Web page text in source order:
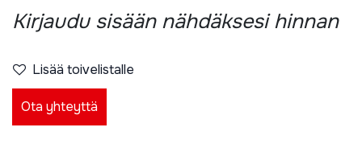
Kirjaudu sisään nähdäksesi hinnan
Lisää toivelistalle
Ota yhteyttä